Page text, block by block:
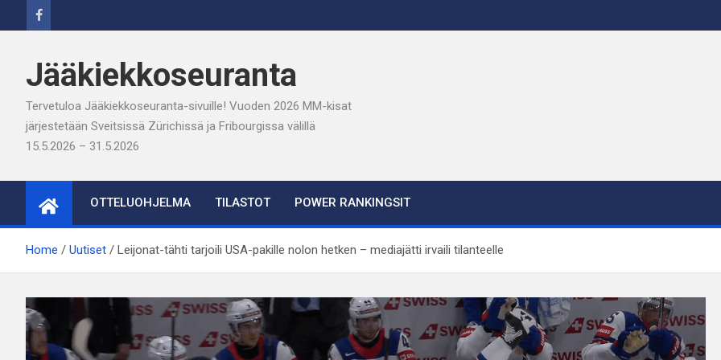
to
Jääkiekkoseuranta
Tervetuloa Jääkiekkoseuranta-sivuille! Vuoden 2026 MM-kisat
järjestetään Sveitsissä Zürichissä ja Fribourgissa välillä
15.5.2026 – 31.5.2026
OTTELUOHJELMA TILASTOT POWER RANKINGSIT
Home Uutiset Leijonat-tähti tarjoili USA-pakille nolon hetken – mediajätti irvaili tilanteelle